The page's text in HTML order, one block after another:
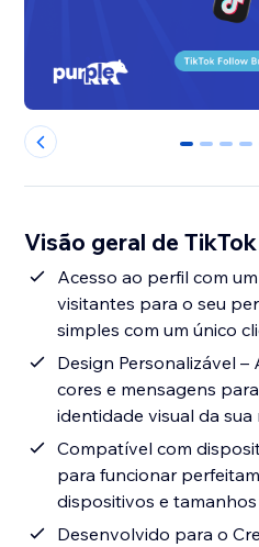
0 1 2 3
Visão geral de
Acesso ao perfil com
visitantes para o seu
simples com um único
Design Personalizável
cores e mensagens
identidade visual da sua
Compatível com
para funcionar
dispositivos e tamanhos
Desenvolvido para o